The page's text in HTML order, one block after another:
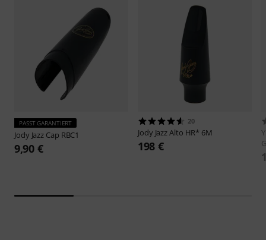
PASST GARANTIERT
Jody Jazz Cap RBC1
9,90 €
20
Jody JazzAlto HR* 6M
198 €